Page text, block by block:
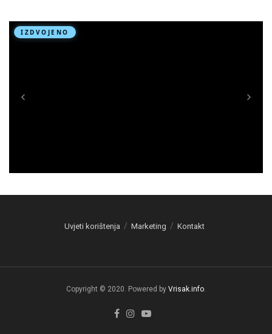
Uvjeti korištenja Marketing Kontakt
Copyright © 2020. Powered by Vrisak.info.